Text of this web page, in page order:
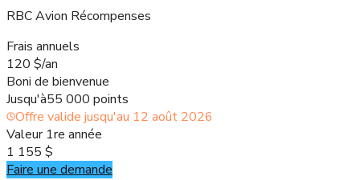
RBC Avion Récompenses
Frais annuels
120 $/an
Boni de bienvenue
Jusqu'à55 000 points
Offre valide jusqu'au 12 août 2026
Valeur 1re année
1 155 $
Faire une demande